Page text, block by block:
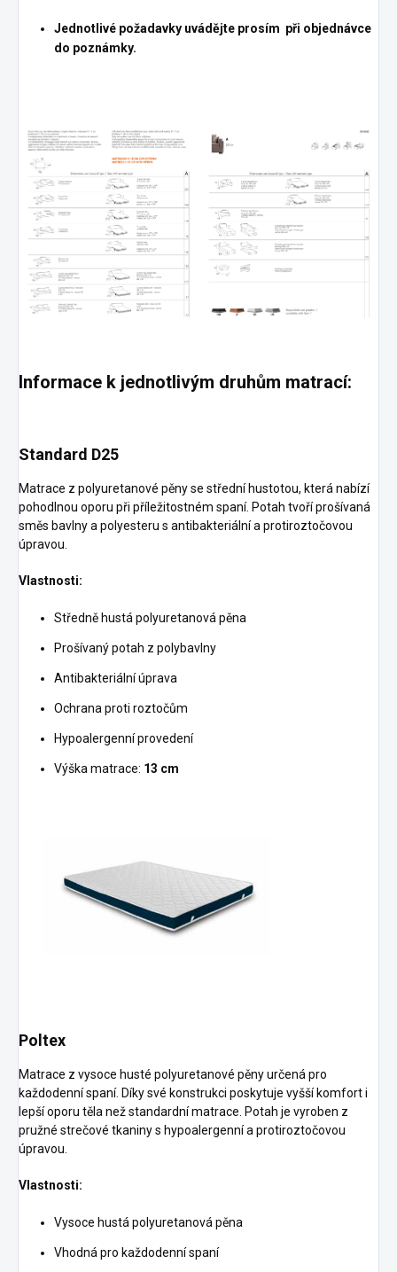
Jednotlivé požadavky uvádějte prosím při objednávce
do poznámky.
Informace k jednotlivým druhům matrací:
Standard D25
Matrace z polyuretanové pěny se střední hustotou, která nabízí
pohodlnou oporu při příležitostném spaní. Potah tvoří prošívaná
směs bavlny a polyesteru s antibakteriální a protiroztočovou
úpravou.
Vlastnosti:
Středně hustá polyuretanová pěna
Prošívaný potah z polybavlny
Antibakteriální úprava
Ochrana proti roztočům
Hypoalergenní provedení
Výška matrace: 13 cm
Poltex
Matrace z vysoce husté polyuretanové pěny určená pro
každodenní spaní. Díky své konstrukci poskytuje vyšší komfort i
lepší oporu těla než standardní matrace. Potah je vyroben z
pružné strečové tkaniny s hypoalergenní a protiroztočovou
úpravou.
Vlastnosti:
Vysoce hustá polyuretanová pěna
Vhodná pro každodenní spaní